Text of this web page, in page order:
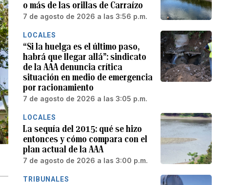
o más de las orillas de Carraízo
7 de agosto de 2026 a las 3:56 p.m.
LOCALES
“Si la huelga es el último paso,
habrá que llegar allá”: sindicato
de la AAA denuncia crítica
situación en medio de emergencia
por racionamiento
7 de agosto de 2026 a las 3:05 p.m.
LOCALES
La sequía del 2015: qué se hizo
entonces y cómo compara con el
plan actual de la AAA
7 de agosto de 2026 a las 3:00 p.m.
TRIBUNALES